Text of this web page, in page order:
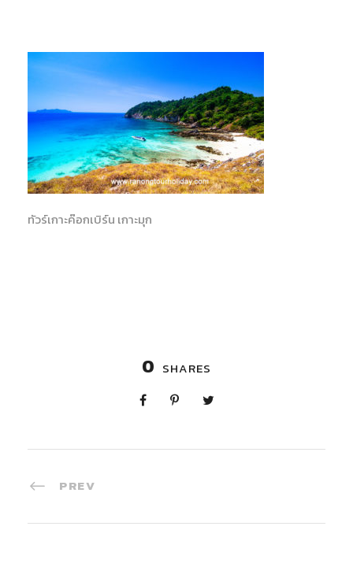
ทัวร์เกาะค๊อกเบิร์น เกาะมุก
0 SHARES
PREV